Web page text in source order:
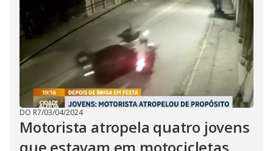
DO R7/03/04/2024
Motorista atropela quatro jovens